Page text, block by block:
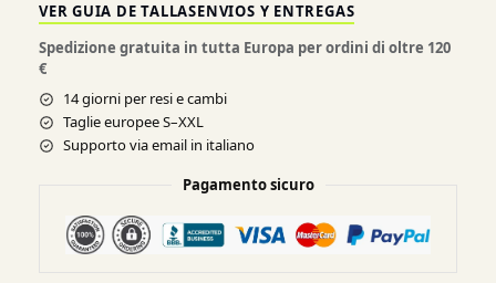
VER GUIA DE TALLASENVIOS Y ENTREGAS
Spedizione gratuita in tutta Europa per ordini di oltre 120
€
14 giorni per resi e cambi
Taglie europee S–XXL
Supporto via email in italiano
Pagamento sicuro